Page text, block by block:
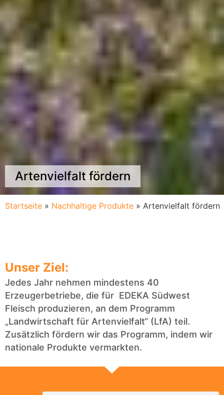
Artenvielfalt fördern
Startseite » Nachhaltige Produkte » Artenvielfalt fördern
Unser Ziel:
Jedes Jahr nehmen mindestens 40
Erzeugerbetriebe, die für EDEKA Südwest
Fleisch produzieren, an dem Programm
„Landwirtschaft für Artenvielfalt“ (LfA) teil.
Zusätzlich fördern wir das Programm, indem wir
nationale Produkte vermarkten.